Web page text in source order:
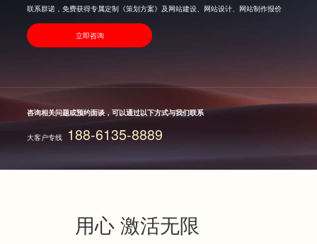
联系群诺，免费获得专属定制《策划方案》及网站建设、网站设计、网站制作报价
立即咨询
咨询相关问题或预约面谈，可以通过以下方式与我们联系
大客户专线 188-6135-8889
用心 激活无限